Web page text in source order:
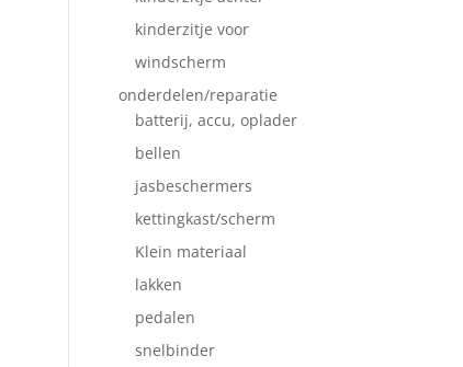
kinderzitje voor
windscherm
onderdelen/reparatie
batterij, accu, oplader
bellen
jasbeschermers
kettingkast/scherm
Klein materiaal
lakken
pedalen
snelbinder